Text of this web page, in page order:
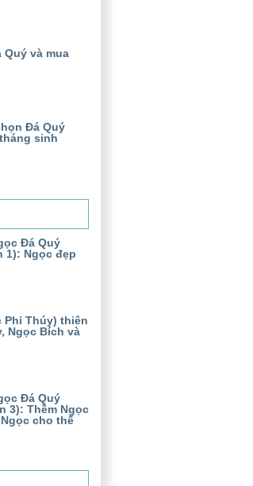
và mua
Đá Quý
sinh
Đá Quý
1): Ngọc đẹp
Phỉ Thúy) thiên
Ngọc Bích và
Đá Quý
3): Thềm Ngọc
cho thế